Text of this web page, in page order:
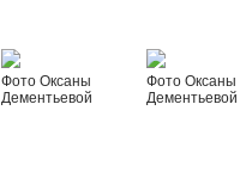
Фото Оксаны
Дементьевой
Фото Оксаны
Дементьевой